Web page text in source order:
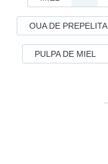
OUA DE PREPELITA
PULPA DE MIEL